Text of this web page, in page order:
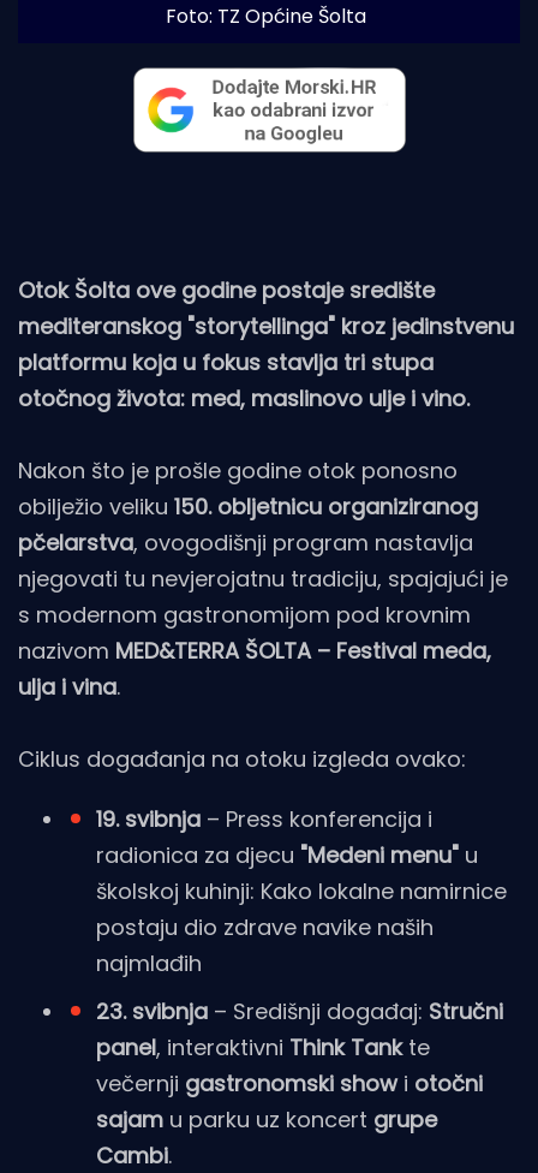
Foto: TZ Općine Šolta
Otok Šolta ove godine postaje središte
mediteranskog "storytellinga" kroz jedinstvenu
platformu koja u fokus stavlja tri stupa
otočnog života: med, maslinovo ulje i vino.
Nakon što je prošle godine otok ponosno
obilježio veliku 150. obljetnicu organiziranog
pčelarstva, ovogodišnji program nastavlja
njegovati tu nevjerojatnu tradiciju, spajajući je
s modernom gastronomijom pod krovnim
nazivom MED&TERRA ŠOLTA – Festival meda,
ulja i vina.
Ciklus događanja na otoku izgleda ovako:
19. svibnja – Press konferencija i
radionica za djecu "Medeni menu" u
školskoj kuhinji: Kako lokalne namirnice
postaju dio zdrave navike naših
najmlađih
23. svibnja – Središnji događaj: Stručni
panel, interaktivni Think Tankte
večernji gastronomski showi otočni
sajam u parku uz koncert grupe
Cambi.